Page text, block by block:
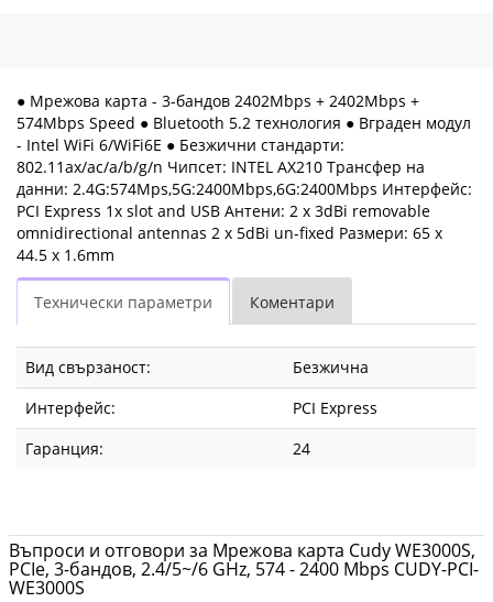
● Мрежова карта - 3-бандов 2402Mbps + 2402Mbps +
574Mbps Speed ● Bluetooth 5.2 технология ● Вграден модул
- Intel WiFi 6/WiFi6E ● Безжични стандарти:
802.11ax/ac/a/b/g/n Чипсет: INTEL AX210 Трансфер на
данни: 2.4G:574Mps,5G:2400Mbps,6G:2400Mbps Интерфейс:
PCI Express 1x slot and USB Антени: 2 x 3dBi removable
omnidirectional antennas 2 x 5dBi un-fixed Размери: 65 x
44.5 x 1.6mm
Технически параметри Коментари
Вид свързаност:
Безжична
Интерфейс:
PCI Express
Гаранция:
24
Въпроси и отговори за Мрежова карта Cudy WE3000S,
PCIe, 3-бандов, 2.4/5~/6 GHz, 574 - 2400 Mbps CUDY-PCI-
WE3000S